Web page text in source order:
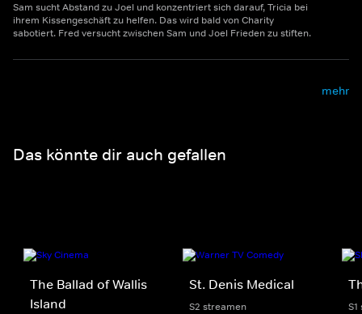
Sam sucht Abstand zu Joel und konzentriert sich darauf, Tricia bei
ihrem Kissengeschäft zu helfen. Das wird bald von Charity
sabotiert. Fred versucht zwischen Sam und Joel Frieden zu stiften.
mehr
Das könnte dir auch gefallen
The Ballad of Wallis
Island
St. Denis Medical
S2 streamen